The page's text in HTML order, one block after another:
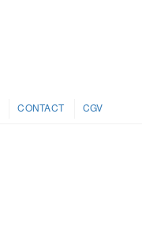
CONTACT CGV